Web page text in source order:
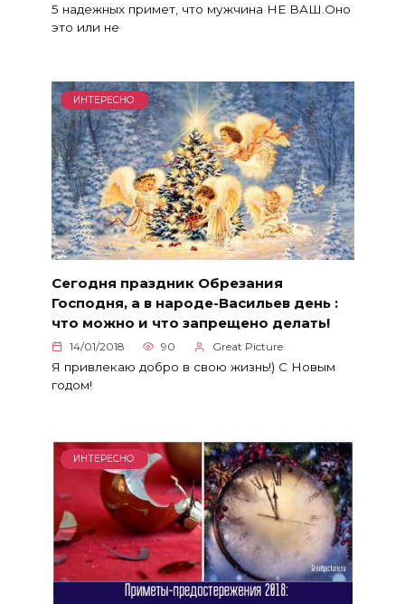
5 надежных примет, что мужчина НЕ ВАШ.Оно
это или не
ИНТЕРЕСНО
Сегодня праздник Обрезания
Господня, а в народе-Васильев день :
что можно и что запрещено делать!
14/01/2018 90 Great Picture
Я привлекаю добро в свою жизнь!) С Новым
годом!
ИНТЕРЕСНО